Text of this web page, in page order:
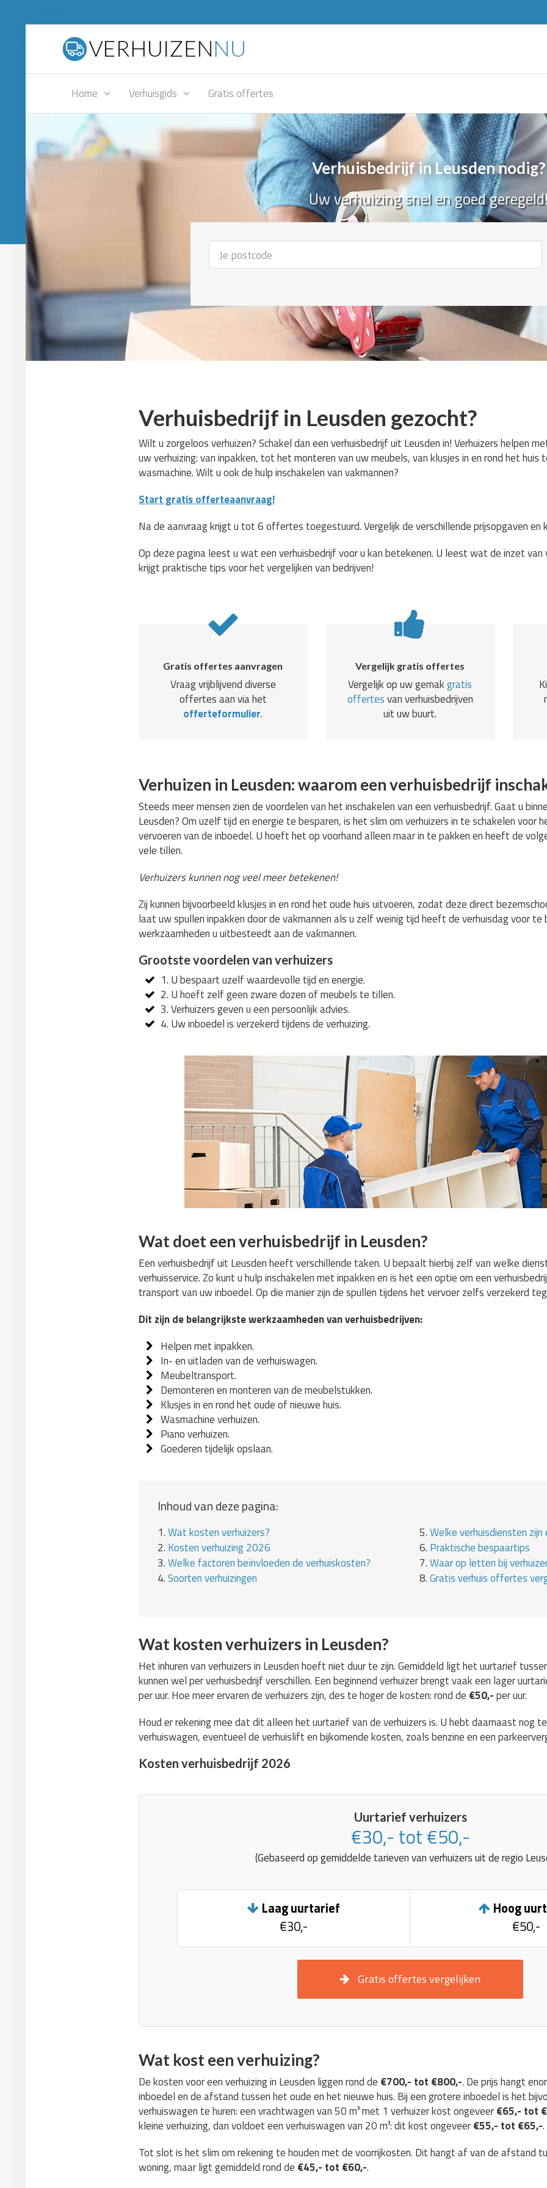
Home Verhuisgids Gratis offertes
Verhuisbedrijf in Leusden nodig?
Uw verhuizing snel en goed
Verhuisbedrijf in Leusden gezocht?
Wilt u zorgeloos verhuizen? Schakel dan een verhuisbedrijf uit Leusden in! Verhuizers helpen
uw verhuizing: van inpakken, tot het monteren van uw meubels, van klusjes in en rond het huis
wasmachine. Wilt u ook de hulp inschakelen van vakmannen?
Start gratis offerteaanvraag!
Na de aanvraag krijgt u tot 6 offertes toegestuurd. Vergelijk de verschillende prijsopgaven en
Op deze pagina leest u wat een verhuisbedrijf voor u kan betekenen. U leest wat de inzet van
krijgt praktische tips voor het vergelijken van bedrijven!
Gratis offertes aanvragen
Vraag vrijblijvend diverse
offertes aan via het
offerteformulier.
Vergelijk gratis offertes
Vergelijk op uw gemakgratis
offertesvan verhuisbedrijven
uit uw buurt.
Verhuizen in Leusden: waarom een verhuisbedrijf
Steeds meer mensen zien de voordelen van het inschakelen van een verhuisbedrijf. Gaat u
Leusden? Om uzelf tijd en energie te besparen, is het slim om verhuizers in te schakelen voor
vervoeren van de inboedel. U hoeft het op voorhand alleen maar in te pakken en heeft de
vele tillen.
Verhuizers kunnen nog veel meer betekenen!
Zij kunnen bijvoorbeeld klusjes in en rond het oude huis uitvoeren, zodat deze direct
laat uw spullen inpakken door de vakmannen als u zelf weinig tijd heeft de verhuisdag voor
werkzaamheden u uitbesteedt aan de vakmannen.
Grootste voordelen van verhuizers
1. U bespaart uzelf waardevolle tijd en energie.
2. U hoeft zelf geen zware dozen of meubels te tillen.
3. Verhuizers geven u een persoonlijk advies.
4. Uw inboedel is verzekerd tijdens de verhuizing.
Wat doet een verhuisbedrijf in Leusden?
Een verhuisbedrijf uit Leusden heeft verschillende taken. U bepaalt hierbij zelf van welke
verhuisservice. Zo kunt u hulp inschakelen met inpakken en is het een optie om een
transport van uw inboedel. Op die manier zijn de spullen tijdens het vervoer zelfs verzekerd
Dit zijn de belangrijkste werkzaamheden van verhuisbedrijven:
Helpen met inpakken.
In- en uitladen van de verhuiswagen.
Meubeltransport.
Demonteren en monteren van de meubelstukken.
Klusjes in en rond het oude of nieuwe huis.
Wasmachine verhuizen.
Piano verhuizen.
Goederen tijdelijk opslaan.
Inhoud van deze pagina:
1.Wat kosten verhuizers?
2. Kosten verhuizing 2026
3.Welke factoren beïnvloeden de verhuiskosten?
4.Soorten verhuizingen
5.Welke verhuisdiensten zijn
6. Praktische bespaartips
7.Waar op letten bij
8.Gratis verhuis offertes
Wat kosten verhuizers in Leusden?
Het inhuren van verhuizers in Leusden hoeft niet duur te zijn. Gemiddeld ligt het uurtarief
kunnen wel per verhuisbedrijf verschillen. Een beginnend verhuizer brengt vaak een lager
per uur. Hoe meer ervaren de verhuizers zijn, des te hoger de kosten: rond de €50,-per uur.
Houd er rekening mee dat dit alleen het uurtarief van de verhuizers is. U hebt daarnaast nog
verhuiswagen, eventueel de verhuislift en bijkomende kosten, zoals benzine en een
Kosten verhuisbedrijf 2026
Uurtarief verhuizers
€30,- tot €50,-
(Gebaseerd op gemiddelde tarieven van verhuizers uit de regio
Laag uurtarief
€30,-
Hoog
€50,-
Gratis offertes vergelijken
Wat kost een verhuizing?
De kosten voor een verhuizing in Leusden liggen rond de €700,- tot €800,-. De prijs hangt
inboedel en de afstand tussen het oude en het nieuwe huis. Bij een grotere inboedel is het
verhuiswagen te huren: een vrachtwagen van 50 m³ met 1 verhuizer kost ongeveer€65,- tot
kleine verhuizing, dan voldoet een verhuiswagen van 20 m³: dit kost ongeveer€55,- tot €65,-.
Tot slot is het slim om rekening te houden met de voorrijkosten. Dit hangt af van de afstand
woning, maar ligt gemiddeld rond de €45,- tot €60,-.